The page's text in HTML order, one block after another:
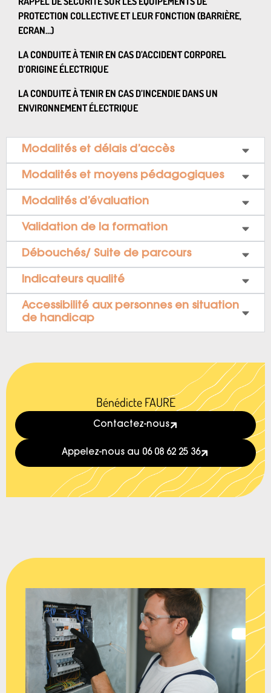
PROTECTION COLLECTIVE ET LEUR FONCTION (BARRIÈRE,
ECRAN…)
LA CONDUITE À TENIR EN CAS D’ACCIDENT CORPOREL
D’ORIGINE ÉLECTRIQUE
LA CONDUITE À TENIR EN CAS D’INCENDIE DANS UN
ENVIRONNEMENT ÉLECTRIQUE
Modalités et délais d’accès
Modalités et moyens pédagogiques
Modalités d’évaluation
Validation de la formation
Débouchés/ Suite de parcours
Indicateurs qualité
Accessibilité aux personnes en situation
de handicap
Bénédicte FAURE
Contactez-nous
Appelez-nous au 06 08 62 25 36